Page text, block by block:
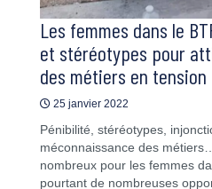
Les femmes dans le
et stéréotypes pour
des métiers en tension
25 janvier 2022
Pénibilité, stéréotypes,
méconnaissance des
nombreux pour les femmes
pourtant de nombreuses